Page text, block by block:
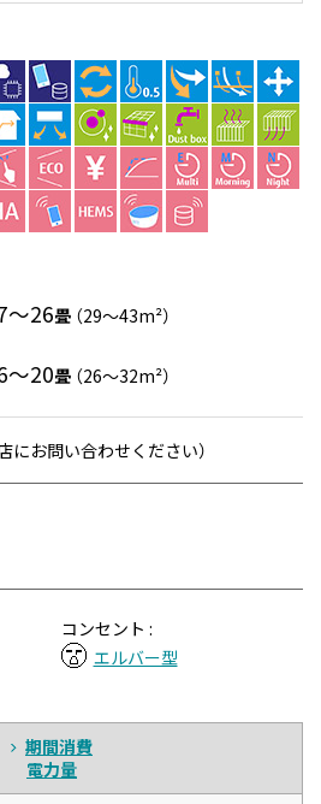
～26畳 （29～43m²）
～20畳 （26～32m²）
にお問い合わせください）
コンセント :
エルバー型
期間消費
電力量